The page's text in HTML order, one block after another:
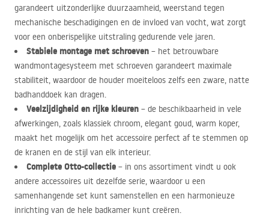
garandeert uitzonderlijke duurzaamheid, weerstand tegen
mechanische beschadigingen en de invloed van vocht, wat zorgt
voor een onberispelijke uitstraling gedurende vele jaren.
Stabiele montage met schroeven – het betrouwbare
wandmontagesysteem met schroeven garandeert maximale
stabiliteit, waardoor de houder moeiteloos zelfs een zware, natte
badhanddoek kan dragen.
Veelzijdigheid en rijke kleuren – de beschikbaarheid in vele
afwerkingen, zoals klassiek chroom, elegant goud, warm koper,
maakt het mogelijk om het accessoire perfect af te stemmen op
de kranen en de stijl van elk interieur.
Complete Otto-collectie – in ons assortiment vindt u ook
andere accessoires uit dezelfde serie, waardoor u een
samenhangende set kunt samenstellen en een harmonieuze
inrichting van de hele badkamer kunt creëren.